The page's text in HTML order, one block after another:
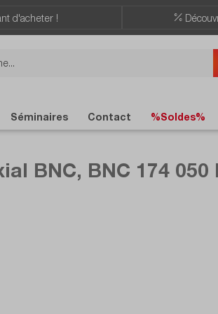
d'acheter !
Séminaires Contact %Soldes%
BNC, BNC 174